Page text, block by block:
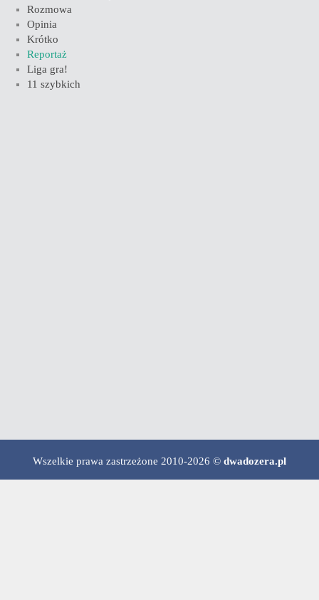
Rozmowa
Opinia
Krótko
Reportaż
Liga gra!
11 szybkich
Wszelkie prawa zastrzeżone 2010-2026 © dwadozera.pl